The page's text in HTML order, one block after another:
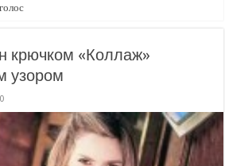
крючком «Коллаж»
узором
0